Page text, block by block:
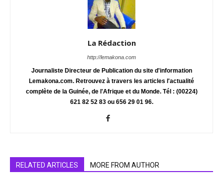
La Rédaction
http://lemakona.com
Journaliste Directeur de Publication du site d'information
Lemakona.com. Retrouvez à travers les articles l'actualité
complète de la Guinée, de l'Afrique et du Monde. Tél : (00224)
621 82 52 83 ou 656 29 01 96.
RELATED ARTICLES MORE FROM AUTHOR